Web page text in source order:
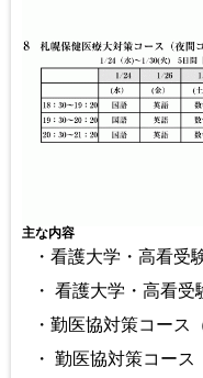
主な内容
・看護大学・高看受
・ 看護大学・高看受
・勤医協対策コース
・ 勤医協対策コース